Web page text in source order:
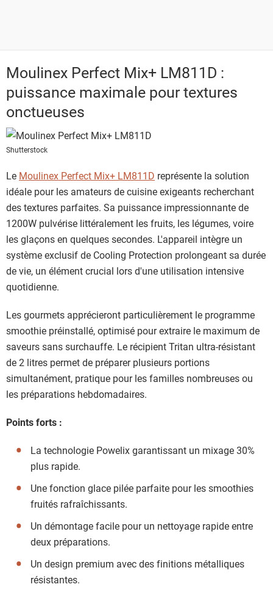
Moulinex Perfect Mix+ LM811D :
puissance maximale pour textures
onctueuses
Shutterstock
Le Moulinex Perfect Mix+ LM811D représente la solution
idéale pour les amateurs de cuisine exigeants recherchant
des textures parfaites. Sa puissance impressionnante de
1200W pulvérise littéralement les fruits, les légumes, voire
les glaçons en quelques secondes. L'appareil intègre un
système exclusif de Cooling Protection prolongeant sa durée
de vie, un élément crucial lors d'une utilisation intensive
quotidienne.
Les gourmets apprécieront particulièrement le programme
smoothie préinstallé, optimisé pour extraire le maximum de
saveurs sans surchauffe. Le récipient Tritan ultra-résistant
de 2 litres permet de préparer plusieurs portions
simultanément, pratique pour les familles nombreuses ou
les préparations hebdomadaires.
Points forts :
La technologie Powelix garantissant un mixage 30%
plus rapide.
Une fonction glace pilée parfaite pour les smoothies
fruités rafraîchissants.
Un démontage facile pour un nettoyage rapide entre
deux préparations.
Un design premium avec des finitions métalliques
résistantes.